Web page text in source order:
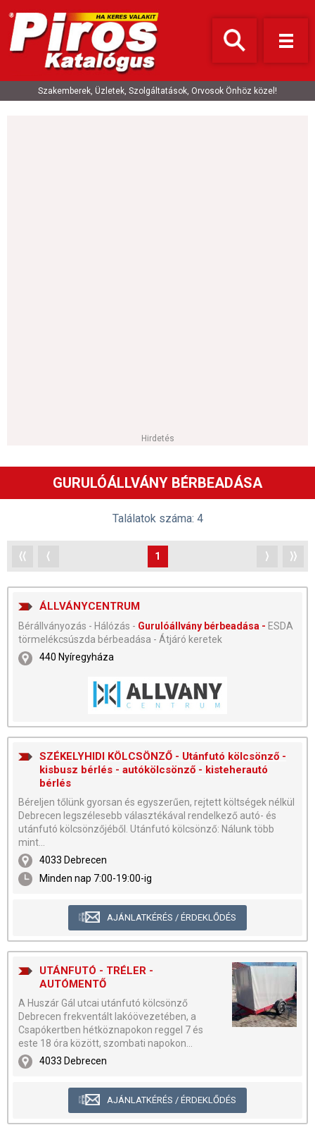
Szakemberek, Üzletek, Szolgáltatások, Orvosok Önhöz közel!
Hirdetés
GURULÓÁLLVÁNY BÉRBEADÁSA
Találatok száma: 4
⟨⟨ ⟨ 1 ⟩ ⟩⟩
ÁLLVÁNYCENTRUM
Bérállványozás - Hálózás - Gurulóállvány bérbeadása - ESDA
törmelékcsúszda bérbeadása - Átjáró keretek
440 Nyíregyháza
SZÉKELYHIDI KÖLCSÖNZŐ - Utánfutó kölcsönző -
kisbusz bérlés - autókölcsönző - kisteherautó
bérlés
Béreljen tőlünk gyorsan és egyszerűen, rejtett költségek nélkül
Debrecen legszélesebb választékával rendelkező autó- és
utánfutó kölcsönzőjéből. Utánfutó kölcsönző: Nálunk több
mint...
4033 Debrecen
Minden nap 7:00-19:00-ig
AJÁNLATKÉRÉS / ÉRDEKLŐDÉS
UTÁNFUTÓ - TRÉLER -
AUTÓMENTŐ
A Huszár Gál utcai utánfutó kölcsönző
Debrecen frekventált lakóövezetében, a
Csapókertben hétköznapokon reggel 7 és
este 18 óra között, szombati napokon...
4033 Debrecen
AJÁNLATKÉRÉS / ÉRDEKLŐDÉS